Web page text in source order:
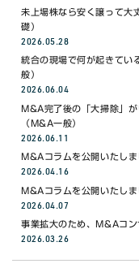
未上場株なら安く譲って大
礎）
2026.05.28
統合の現場で何が起きてい
般）
2026.06.04
M&A完了後の「大掃除」
（M&A一般）
2026.06.11
M&Aコラムを公開いたしま
2026.04.16
M&Aコラムを公開いたしま
2026.04.07
事業拡大のため、M&Aコ
2026.03.26